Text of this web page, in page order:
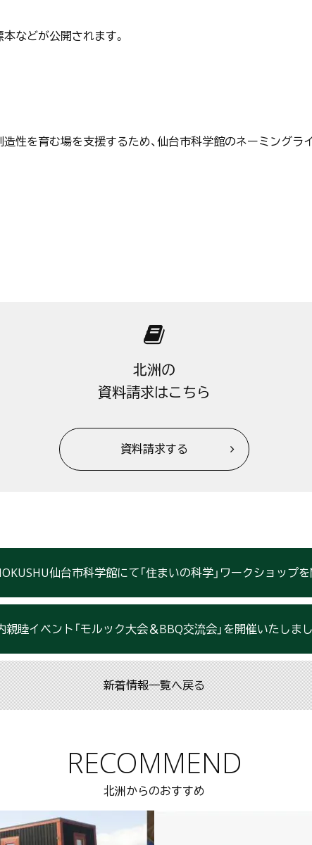
などが公開されます。
性を育む場を支援するため、仙台市科学館のネーミングライ
北洲の
資料請求はこちら
資料請求する
仙台市科学館にて「住まいの科学」ワークショップを
親睦イベント「モルック大会＆BBQ交流会」を開催いたしま
新着情報一覧へ戻る
RECOMMEND
北洲からのおすすめ